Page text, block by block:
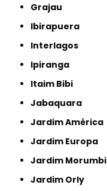
Grajau
Ibirapuera
Interlagos
Ipiranga
Itaim Bibi
Jabaquara
Jardim América
Jardim Europa
Jardim Morumbi
Jardim Orly